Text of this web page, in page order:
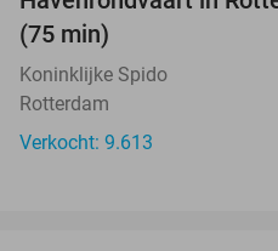
(75 min)
Koninklijke Spido
Rotterdam
Verkocht: 9.613